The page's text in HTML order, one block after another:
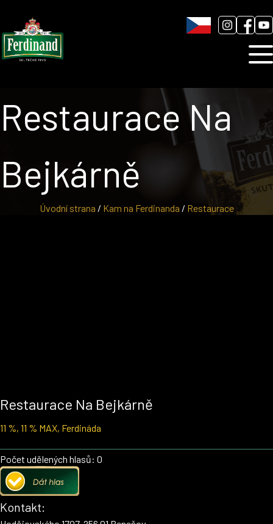
Blog
Úvodní strana / Kam na Ferdinanda / Restaurace
Restaurace Na
Bejkárně
Restaurace Na Bejkárně
11 %, 11 % MAX, Ferdináda
Počet udělených hlasů: 0
Kontakt: